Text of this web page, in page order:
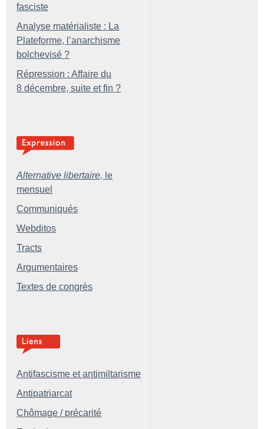
fasciste
Analyse matérialiste : La
Plateforme, l’anarchisme
bolchevisé ?
Répression : Affaire du
8 décembre, suite et fin ?
Alternative libertaire, le
mensuel
Communiqués
Webditos
Tracts
Argumentaires
Textes de congrès
Antifascisme et antimiltarisme
Antipatriarcat
Chômage / précarité